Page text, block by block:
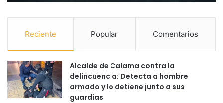
Reciente Popular Comentarios
Alcalde de Calama contra la
delincuencia: Detecta a hombre
armado y lo detiene junto a sus
guardias